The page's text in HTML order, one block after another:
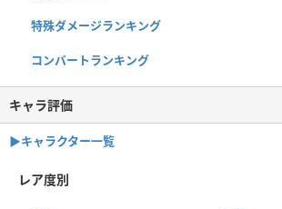
特殊ダメージランキング
コンバートランキング
キャラ評価
▶︎キャラクター一覧
レア度別